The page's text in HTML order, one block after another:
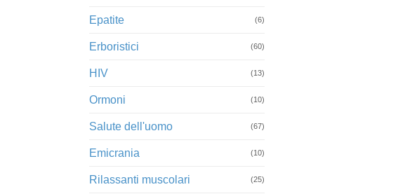
Epatite (6)
Erboristici (60)
HIV (13)
Ormoni (10)
Salute dell'uomo (67)
Emicrania (10)
Rilassanti muscolari (25)